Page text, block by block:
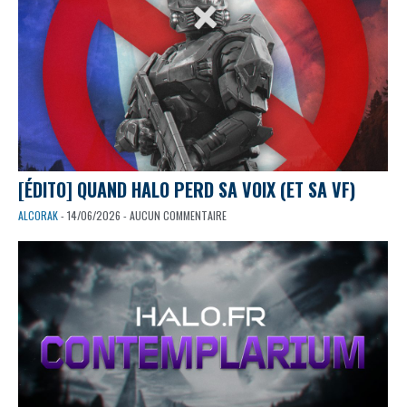
[ÉDITO] QUAND HALO PERD SA VOIX (ET SA VF)
ALCORAK- 14/06/2026 - AUCUN COMMENTAIRE